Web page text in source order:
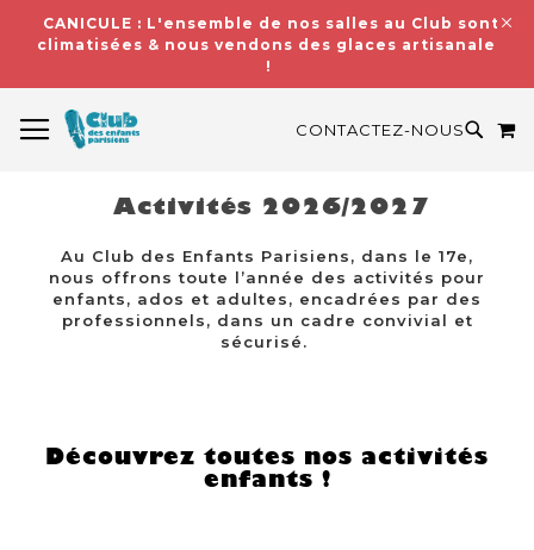
CANICULE : L'ensemble de nos salles au Club sont
climatisées & nous vendons des glaces artisanales
!
CONTACTEZ-NOUS
Activités 2026/2027
Au Club des Enfants Parisiens, dans le 17e,
nous offrons toute l’année des activités pour
enfants, ados et adultes, encadrées par des
professionnels, dans un cadre convivial et
sécurisé.
Découvrez toutes nos activités
enfants !